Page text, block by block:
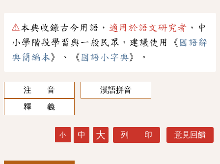
⚠本典收錄古今用語， 適用於語文研究者 ，中
小學階段學習與一般民眾，建議使用《 國語辭
典簡編本》、《 國語小字典》。
注 音
漢語拼音
釋 義
小 中 大 列 印 意見回饋